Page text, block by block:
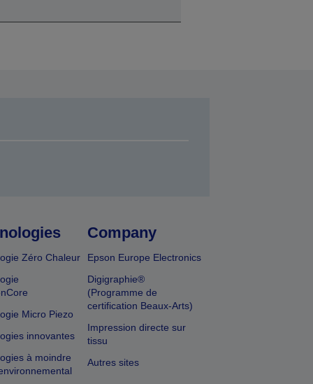
Zéro Chaleur
Micro Piezo
innovantes
à moindre
Company
Epson Europe Electronics
Digigraphie®
(Programme de
certification Beaux-Arts)
Impression directe sur
tissu
Autres sites